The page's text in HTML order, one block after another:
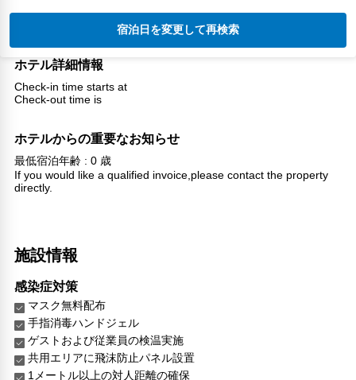
宿泊日を変更して再検索
ホテル詳細情報
Check-in time starts at
Check-out time is
ホテルからの重要なお知らせ
最低宿泊年齢 : 0 歳
If you would like a qualified invoice,please contact the property
directly.
施設情報
感染症対策
マスク無料配布
手指消毒ハンドジェル
ゲストおよび従業員の検温実施
共用エリアに飛沫防止パネル設置
1メートル以上の対人距離の確保